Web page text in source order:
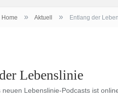
Home » Aktuell » Entlang der
Lebenslinie
neuen Lebenslinie-Podcasts ist